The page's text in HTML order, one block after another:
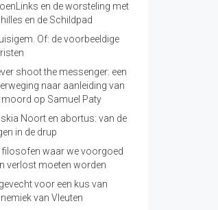
en de worsteling met
en de Schildpad
Of: de voorbeeldige
shoot the messenger: een
naar aanleiding van
moord op Samuel Paty
Noort en abortus: van de
in de drup
filosofen waar we voorgoed
verlost moeten worden
gevecht voor een kus van
van Vleuten